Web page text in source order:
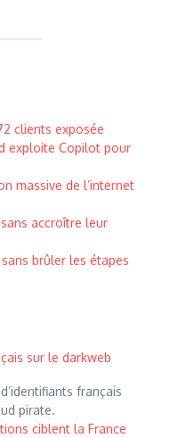
clients exposée
exploite Copilot pour
massive de l’internet
accroître leur
brûler les étapes
sur le darkweb
français
pirate.
ciblent la France